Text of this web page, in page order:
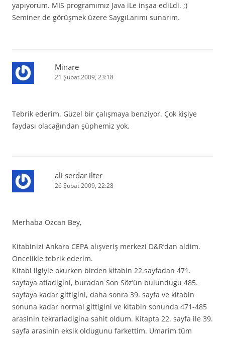
yapıyorum. MIS programımız Java iLe inşaa ediLdi. ;)
Seminer de görüşmek üzere SaygıLarımı sunarım.
Minare
21 Şubat 2009, 23:18
Tebrik ederim. Güzel bir çalışmaya benziyor. Çok kişiye
faydası olacağından şüphemiz yok.
ali serdar ilter
26 Şubat 2009, 22:28
Merhaba Ozcan Bey,
Kitabinizi Ankara CEPA alışveriş merkezi D&R’dan aldim.
Oncelikle tebrik ederim.
Kitabi ilgiyle okurken birden kitabin 22.sayfadan 471.
sayfaya atladigini, buradan Son Söz’ün bulundugu 485.
sayfaya kadar gittigini, daha sonra 39. sayfa ve kitabin
sonuna kadar normal gittigini ve kitabin sonunda 471-485
arasinin tekrarladigina sahit oldum. Kitapta 22. sayfa ile 39.
sayfa arasinin eksik oldugunu farkettim. Umarim tüm